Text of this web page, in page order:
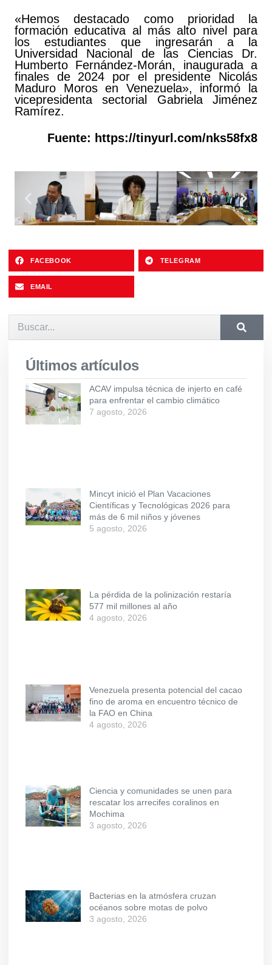
«Hemos destacado como prioridad la
formación educativa al más alto nivel para
los estudiantes que ingresarán a la
Universidad Nacional de las Ciencias Dr.
Humberto Fernández-Morán, inaugurada a
finales de 2024 por el presidente Nicolás
Maduro Moros en Venezuela», informó la
vicepresidenta sectorial Gabriela Jiménez
Ramírez.
Fuente: https://tinyurl.com/nks58fx8
FACEBOOK TELEGRAM
EMAIL
Últimos artículos
ACAV impulsa técnica de injerto en café
para enfrentar el cambio climático
7 agosto, 2026
Mincyt inició el Plan Vacaciones
Científicas y Tecnológicas 2026 para
más de 6 mil niños y jóvenes
5 agosto, 2026
La pérdida de la polinización restaría
577 mil millones al año
4 agosto, 2026
Venezuela presenta potencial del cacao
fino de aroma en encuentro técnico de
la FAO en China
4 agosto, 2026
Ciencia y comunidades se unen para
rescatar los arrecifes coralinos en
Mochima
3 agosto, 2026
Bacterias en la atmósfera cruzan
océanos sobre motas de polvo
3 agosto, 2026